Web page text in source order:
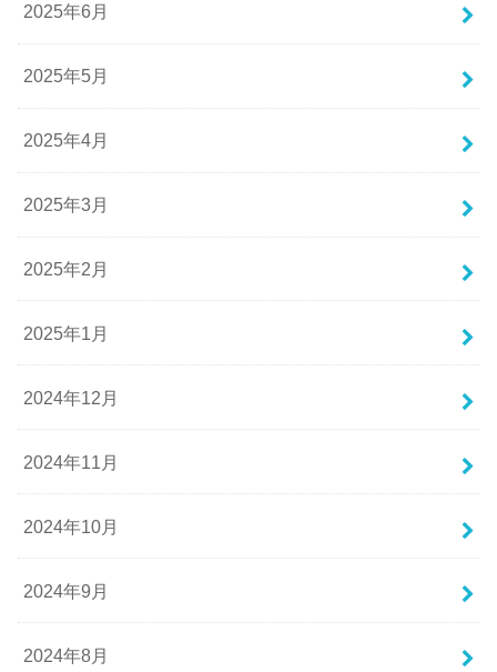
2025年6月
2025年5月
2025年4月
2025年3月
2025年2月
2025年1月
2024年12月
2024年11月
2024年10月
2024年9月
2024年8月